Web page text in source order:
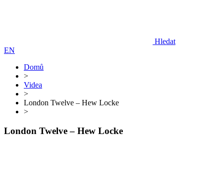
Hledat
EN
Domů
>
Videa
>
London Twelve – Hew Locke
>
London Twelve – Hew Locke